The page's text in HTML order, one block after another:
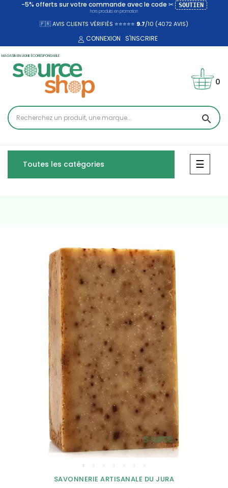
-5% offerts sur votre commande avec le code ✂ SOUTIEN
hors produits en promotion
🇫🇷 AVIS CLIENTS VÉRIFIÉS ⭐⭐⭐⭐⭐ 9.7/10 (4072AVIS)
CONNEXION S'INSCRIRE
MAGASIN EN LIGNE ÉCORESPONSABLE
search
0
Toutes les catégories ☰
SAVONNERIE ARTISANALE DU JURA